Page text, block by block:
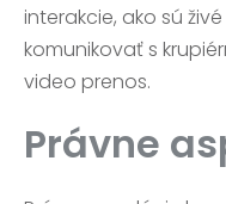
interakcie, ako sú
komunikovať s
video prenos.
Právne